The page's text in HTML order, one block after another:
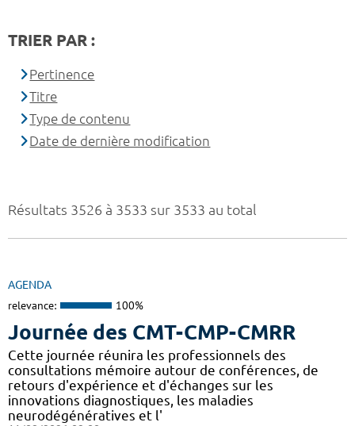
Résultats 3526 à 3533 sur 3533 au total
AGENDA
relevance: 100%
Journée des CMT-CMP-CMRR
Cette journée réunira les professionnels des
consultations mémoire autour de conférences, de
retours d'expérience et d'échanges sur les
innovations diagnostiques, les maladies
neurodégénératives et l'
TRIER PAR :
Pertinence
Titre
Type de contenu
Date de dernière modification